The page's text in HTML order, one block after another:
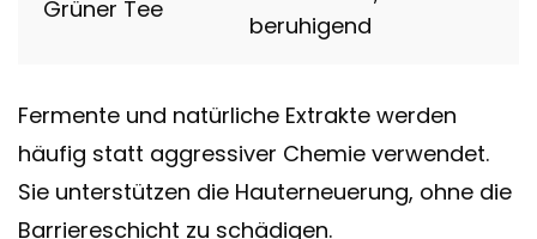
Grüner Tee
beruhigend
Fermente und natürliche Extrakte werden
häufig statt aggressiver Chemie verwendet.
Sie unterstützen die Hauterneuerung, ohne die
Barriereschicht zu schädigen.